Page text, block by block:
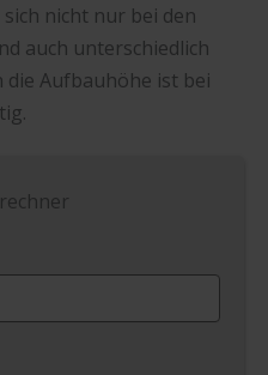
nicht nur bei den
auch unterschiedlich
die Aufbauhöhe ist bei